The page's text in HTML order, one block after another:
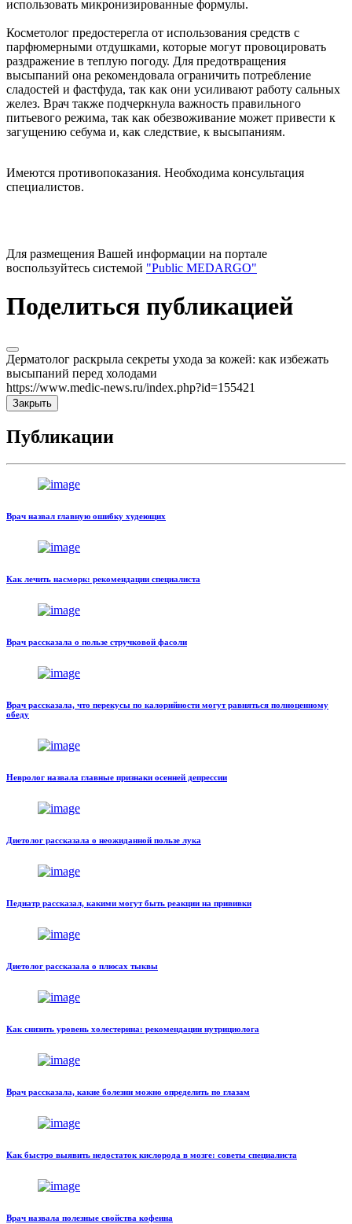
использовать микронизированные формулы.
Косметолог предостерегла от использования средств с
парфюмерными отдушками, которые могут провоцировать
раздражение в теплую погоду. Для предотвращения
высыпаний она рекомендовала ограничить потребление
сладостей и фастфуда, так как они усиливают работу сальных
желез. Врач также подчеркнула важность правильного
питьевого режима, так как обезвоживание может привести к
загущению себума и, как следствие, к высыпаниям.
Имеются противопоказания. Необходима консультация
специалистов.
Для размещения Вашей информации на портале
воспользуйтесь системой "Public MEDARGO"
Поделиться публикацией
Дерматолог раскрыла секреты ухода за кожей: как избежать
высыпаний перед холодами
https://www.medic-news.ru/index.php?id=155421
Закрыть
Публикации
Врач назвал главную ошибку худеющих
Как лечить насморк: рекомендации специалиста
Врач рассказала о пользе стручковой фасоли
Врач рассказала, что перекусы по калорийности могут равняться полноценному
обеду
Невролог назвала главные признаки осенней депрессии
Диетолог рассказала о неожиданной пользе лука
Педиатр рассказал, какими могут быть реакции на прививки
Диетолог рассказала о плюсах тыквы
Как снизить уровень холестерина: рекомендации нутрициолога
Врач рассказала, какие болезни можно определить по глазам
Как быстро выявить недостаток кислорода в мозге: советы специалиста
Врач назвала полезные свойства кофеина